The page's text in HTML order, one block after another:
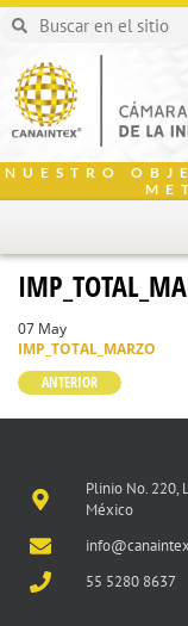
NUESTRO
07 May
IMP_TOTAL_MARZO
ANTERIOR
Plinio No. 220,
México
55 5280 8637